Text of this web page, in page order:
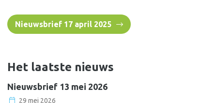
Nieuwsbrief 17 april 2025
Het laatste nieuws
Nieuwsbrief 13 mei 2026
29 mei 2026